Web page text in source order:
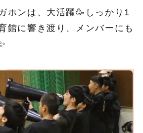
ホンは、大活躍🥳しっかり1
館に響き渡り、メンバーにも